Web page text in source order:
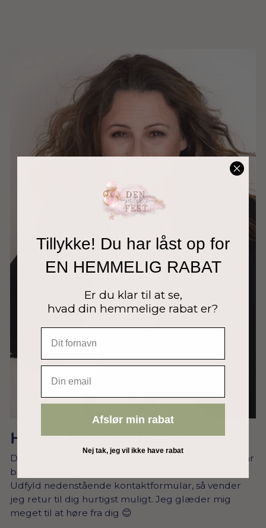
Har du brug for hjælp?
Du er altid velkommen til at skrive til mig, hvis du har
brug for hjælp.
Udfyld nedenstående kontaktformular, så vender
jeg retur til dig hurtigst muligt. Jeg glæder mig
meget til at høre fra dig 😊
Tillykke! Du har låst op for
EN HEMMELIG RABAT
Er du klar til at se,
hvad din hemmelige rabat er?
Afslør min rabat
Nej tak, jeg vil ikke have rabat